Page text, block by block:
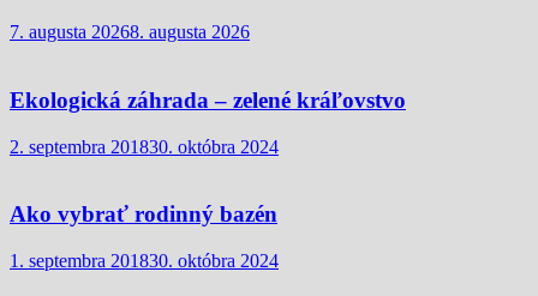
7. augusta 20268. augusta 2026
Ekologická záhrada – zelené kráľovstvo
2. septembra 201830. októbra 2024
Ako vybrať rodinný bazén
1. septembra 201830. októbra 2024